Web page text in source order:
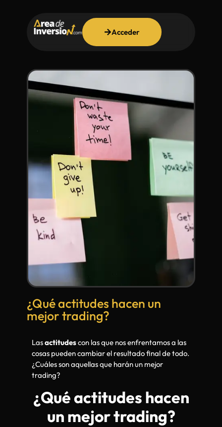
Acceder
¿Qué actitudes hacen un
mejor trading?
Lasactitudescon las que nos enfrentamos a las
cosas pueden cambiar el resultado final de todo.
¿Cuáles son aquellas que harán un mejor
trading?
¿Qué actitudes hacen
un mejor trading?